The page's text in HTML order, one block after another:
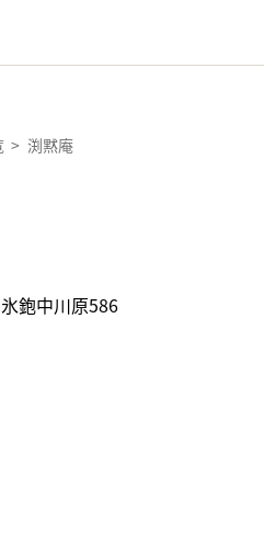
渕黙庵
鉋中川原586